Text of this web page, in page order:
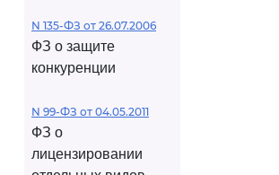
N 135-ФЗ от 26.07.2006
ФЗ о защите
конкуренции
N 99-ФЗ от 04.05.2011
ФЗ о
лицензировании